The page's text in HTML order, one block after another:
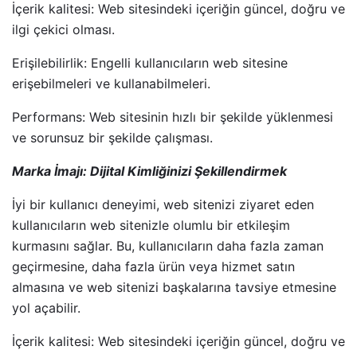
İçerik kalitesi: Web sitesindeki içeriğin güncel, doğru ve
ilgi çekici olması.
Erişilebilirlik: Engelli kullanıcıların web sitesine
erişebilmeleri ve kullanabilmeleri.
Performans: Web sitesinin hızlı bir şekilde yüklenmesi
ve sorunsuz bir şekilde çalışması.
Marka İmajı: Dijital Kimliğinizi Şekillendirmek
İyi bir kullanıcı deneyimi, web sitenizi ziyaret eden
kullanıcıların web sitenizle olumlu bir etkileşim
kurmasını sağlar. Bu, kullanıcıların daha fazla zaman
geçirmesine, daha fazla ürün veya hizmet satın
almasına ve web sitenizi başkalarına tavsiye etmesine
yol açabilir.
İçerik kalitesi: Web sitesindeki içeriğin güncel, doğru ve